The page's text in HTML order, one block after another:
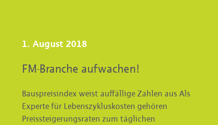
1. August 2018
FM-Branche aufwachen!
Bauspreisindex weist auffällige Zahlen aus Als
Experte für Lebenszykluskosten gehören
Preissteigerungsraten zum täglichen